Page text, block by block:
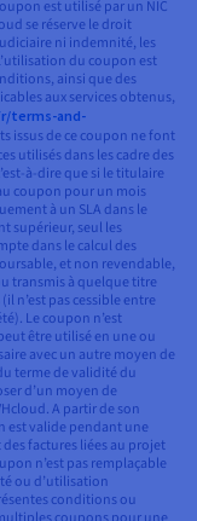
est utilisé par un NIC
se réserve le droit
ni indemnité, les
du coupon est
ainsi que des
aux services obtenus,
terms-and-
issus de ce coupon ne font
utilisés dans les cadre des
à-dire que si le titulaire
coupon pour un mois
à un SLA dans le
supérieur, seul les
dans le calcul des
et non revendable,
transmis à quelque titre
n’est pas cessible entre
Le coupon n’est
être utilisé en une ou
avec un autre moyen de
terme de validité du
d’un moyen de
A partir de son
est valide pendant une
factures liées au projet
n’est pas remplaçable
ou d’utilisation
conditions ou